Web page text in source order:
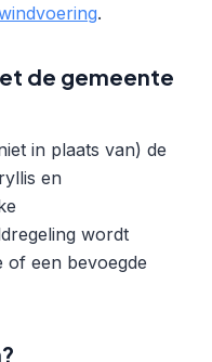
.
de gemeente
in plaats van) de
en
wordt
of een bevoegde